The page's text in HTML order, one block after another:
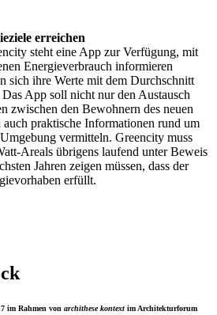
erreichen
steht eine App zur Verfügung, mit
Energieverbrauch informieren
sich ihre Werte mit dem Durchschnitt
App soll nicht nur den Austausch
zwischen den Bewohnern des neuen
praktische Informationen rund um
vermitteln. Greencity muss
Areals übrigens laufend unter Beweis
Jahren zeigen müssen, dass der
erfüllt.
im Rahmen von archithese kontext im Architekturforum